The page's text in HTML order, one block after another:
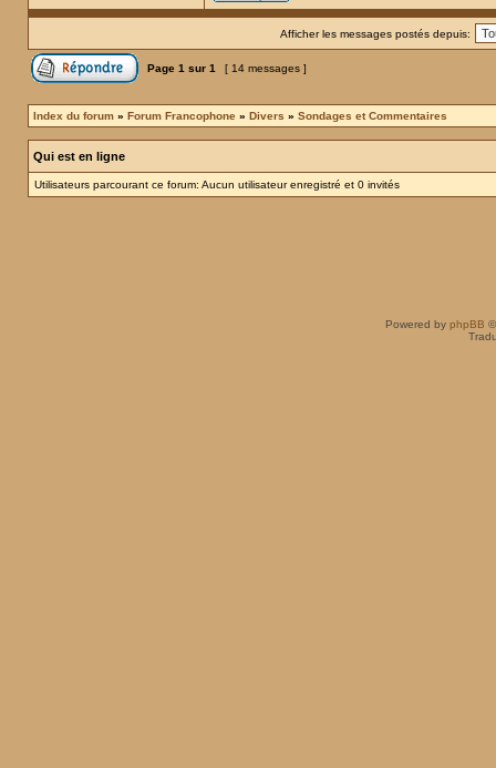
Afficher les messages postés depuis:
Page 1 sur 1 [ 14 messages ]
Index du forum » Forum Francophone » Divers » Sondages et Commentaires
Qui est en ligne
Utilisateurs parcourant ce forum: Aucun utilisateur enregistré et 0 invités
Powered by phpBB